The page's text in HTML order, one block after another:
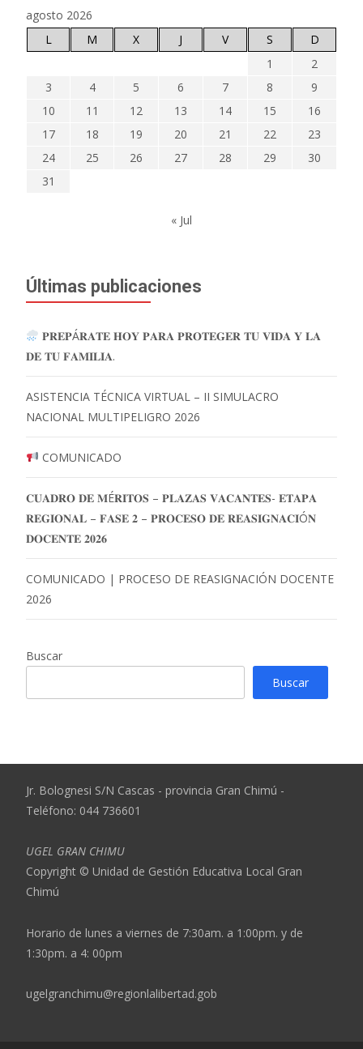
agosto 2026
L
M X J V S
D
1
2
3
4 5 6 7 8
9
10
11 12 13 14 15
16
17
18 19 20 21 22
23
24
25 26 27 28 29
30
31
« Jul
Últimas publicaciones
𝐏𝐑𝐄𝐏Á𝐑𝐀𝐓𝐄 𝐇𝐎𝐘 𝐏𝐀𝐑𝐀 𝐏𝐑𝐎𝐓𝐄𝐆𝐄𝐑 𝐓𝐔 𝐕𝐈𝐃𝐀 𝐘 𝐋𝐀
𝐃𝐄 𝐓𝐔 𝐅𝐀𝐌𝐈𝐋𝐈𝐀.
ASISTENCIA TÉCNICA VIRTUAL – II SIMULACRO
NACIONAL MULTIPELIGRO 2026
COMUNICADO
𝐂𝐔𝐀𝐃𝐑𝐎 𝐃𝐄 𝐌É𝐑𝐈𝐓𝐎𝐒 – 𝐏𝐋𝐀𝐙𝐀𝐒 𝐕𝐀𝐂𝐀𝐍𝐓𝐄𝐒- 𝐄𝐓𝐀𝐏𝐀
𝐑𝐄𝐆𝐈𝐎𝐍𝐀𝐋 – 𝐅𝐀𝐒𝐄 𝟐 – 𝐏𝐑𝐎𝐂𝐄𝐒𝐎 𝐃𝐄 𝐑𝐄𝐀𝐒𝐈𝐆𝐍𝐀𝐂𝐈Ó𝐍
𝐃𝐎𝐂𝐄𝐍𝐓𝐄 𝟐𝟎𝟐𝟔
COMUNICADO | PROCESO DE REASIGNACIÓN DOCENTE
2026
Buscar
Buscar
Jr. Bolognesi S/N Cascas - provincia Gran Chimú -
Teléfono: 044 736601
UGEL GRAN CHIMU
Copyright © Unidad de Gestión Educativa Local Gran
Chimú
Horario de lunes a viernes de 7:30am. a 1:00pm. y de
1:30pm. a 4: 00pm
ugelgranchimu@regionlalibertad.gob